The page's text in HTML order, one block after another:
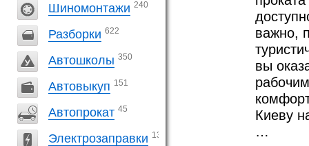
Шиномонтажи 240
Разборки 622
Автошколы 350
Автовыкуп 151
Автопрокат 45
Электрозаправки 13
важно,
вы
Киеву
…